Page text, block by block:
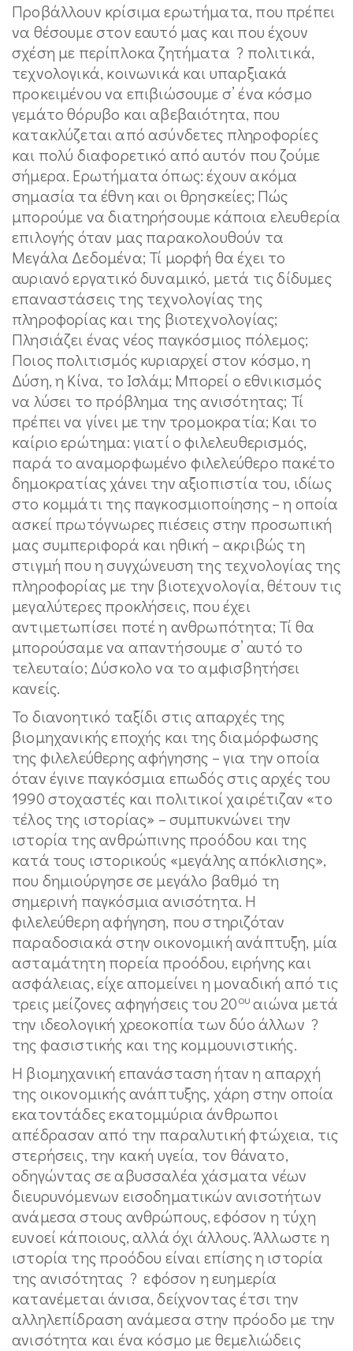
Προβάλλουν κρίσιμα ερωτήματα, που πρέπει
να θέσουμε στον εαυτό μας και που έχουν
σχέση με περίπλοκα ζητήματα ? πολιτικά,
τεχνολογικά, κοινωνικά και υπαρξιακά
προκειμένου να επιβιώσουμε σ’ ένα κόσμο
γεμάτο θόρυβο και αβεβαιότητα, που
κατακλύζεται από ασύνδετες πληροφορίες
και πολύ διαφορετικό από αυτόν που ζούμε
σήμερα. Ερωτήματα όπως: έχουν ακόμα
σημασία τα έθνη και οι θρησκείες; Πώς
μπορούμε να διατηρήσουμε κάποια ελευθερία
επιλογής όταν μας παρακολουθούν τα
Μεγάλα Δεδομένα; Τί μορφή θα έχει το
αυριανό εργατικό δυναμικό, μετά τις δίδυμες
επαναστάσεις της τεχνολογίας της
πληροφορίας και της βιοτεχνολογίας;
Πλησιάζει ένας νέος παγκόσμιος πόλεμος;
Ποιος πολιτισμός κυριαρχεί στον κόσμο, η
Δύση, η Κίνα, το Ισλάμ; Μπορεί ο εθνικισμός
να λύσει το πρόβλημα της ανισότητας; Τί
πρέπει να γίνει με την τρομοκρατία; Και το
καίριο ερώτημα: γιατί ο φιλελευθερισμός,
παρά το αναμορφωμένο φιλελεύθερο πακέτο
δημοκρατίας χάνει την αξιοπιστία του, ιδίως
στο κομμάτι της παγκοσμιοποίησης – η οποία
ασκεί πρωτόγνωρες πιέσεις στην προσωπική
μας συμπεριφορά και ηθική – ακριβώς τη
στιγμή που η συγχώνευση της τεχνολογίας της
πληροφορίας με την βιοτεχνολογία, θέτουν τις
μεγαλύτερες προκλήσεις, που έχει
αντιμετωπίσει ποτέ η ανθρωπότητα; Τί θα
μπορούσαμε να απαντήσουμε σ’ αυτό το
τελευταίο; Δύσκολο να το αμφισβητήσει
κανείς.
Το διανοητικό ταξίδι στις απαρχές της
βιομηχανικής εποχής και της διαμόρφωσης
της φιλελεύθερης αφήγησης – για την οποία
όταν έγινε παγκόσμια επωδός στις αρχές του
1990 στοχαστές και πολιτικοί χαιρέτιζαν «το
τέλος της ιστορίας» – συμπυκνώνει την
ιστορία της ανθρώπινης προόδου και της
κατά τους ιστορικούς «μεγάλης απόκλισης»,
που δημιούργησε σε μεγάλο βαθμό τη
σημερινή παγκόσμια ανισότητα. Η
φιλελεύθερη αφήγηση, που στηριζόταν
παραδοσιακά στην οικονομική ανάπτυξη, μία
ασταμάτητη πορεία προόδου, ειρήνης και
ασφάλειας, είχε απομείνει η μοναδική από τις
τρεις μείζονες αφηγήσεις του 20ουαιώνα μετά
την ιδεολογική χρεοκοπία των δύο άλλων ?
της φασιστικής και της κομμουνιστικής.
Η βιομηχανική επανάσταση ήταν η απαρχή
της οικονομικής ανάπτυξης, χάρη στην οποία
εκατοντάδες εκατομμύρια άνθρωποι
απέδρασαν από την παραλυτική φτώχεια, τις
στερήσεις, την κακή υγεία, τον θάνατο,
οδηγώντας σε αβυσσαλέα χάσματα νέων
διευρυνόμενων εισοδηματικών ανισοτήτων
ανάμεσα στους ανθρώπους, εφόσον η τύχη
ευνοεί κάποιους, αλλά όχι άλλους. Άλλωστε η
ιστορία της προόδου είναι επίσης η ιστορία
της ανισότητας ? εφόσον η ευημερία
κατανέμεται άνισα, δείχνοντας έτσι την
αλληλεπίδραση ανάμεσα στην πρόοδο με την
ανισότητα και ένα κόσμο με θεμελιώδεις